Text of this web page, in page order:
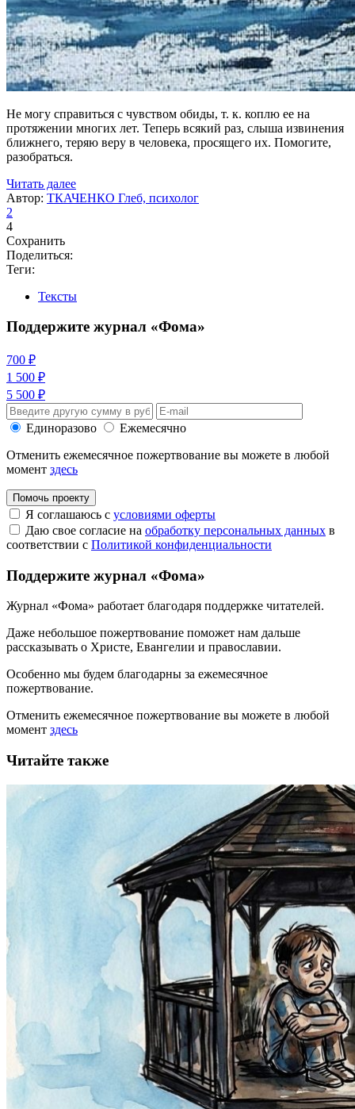
Не могу справиться с чувством обиды, т. к. коплю ее на
протяжении многих лет. Теперь всякий раз, слыша извинения
ближнего, теряю веру в человека, просящего их. Помогите,
разобраться.
Читать далее
Автор: ТКАЧЕНКО Глеб, психолог
2
4
Сохранить
Поделиться:
Теги:
Тексты
Поддержите журнал «Фома»
700 ₽
1 500 ₽
5 500 ₽
Единоразово
Ежемесячно
Отменить ежемесячное пожертвование вы можете в любой
момент здесь
Помочь проекту
Я соглашаюсь с условиями оферты
Даю свое согласие на обработку персональных данных в
соответствии с Политикой конфиденциальности
Поддержите журнал «Фома»
Журнал «Фома» работает благодаря поддержке читателей.
Даже небольшое пожертвование поможет нам дальше
рассказывать о Христе, Евангелии и православии.
Особенно мы будем благодарны за ежемесячное
пожертвование.
Отменить ежемесячное пожертвование вы можете в любой
момент здесь
Читайте также